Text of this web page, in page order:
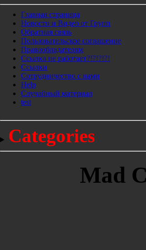
Главная страница
Новости и Видео от Групп
Обратная связь
Пользовательское соглашение
Правообладателям
Ссылка не работает?!?!?!?!
Ссылки
Сотрудничество с нами
Help
Cлучайный материал
test
Categories
Mad